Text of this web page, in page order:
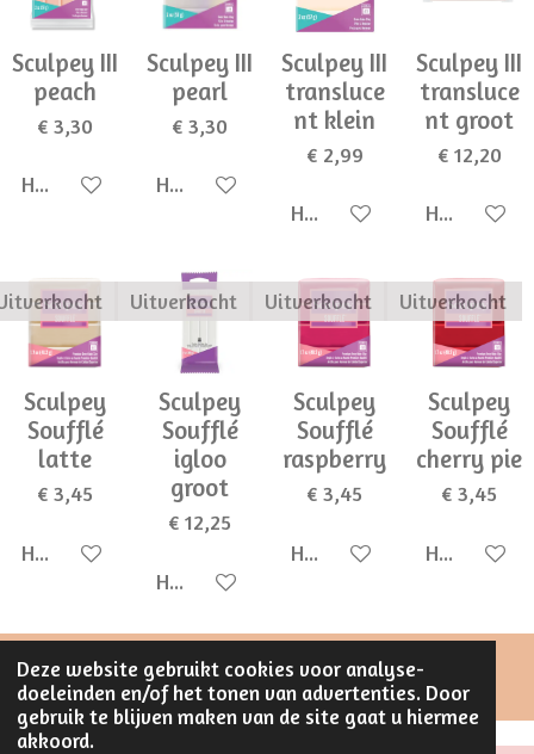
Deze website gebruikt cookies voor analyse-
doeleinden en/of het tonen van advertenties. Door
gebruik te blijven maken van de site gaat u hiermee
akkoord.
Sculpey III
peach
€ 3,30
Houd mij op de hoogte
Sculpey III
pearl
€ 3,30
Houd mij op de hoogte
Sculpey III
transluce
nt klein
€ 2,99
Houd mij op de hoogte
Sculpey III
transluce
nt groot
€ 12,20
Houd mij
Sculpey
Soufflé
latte
€ 3,45
Houd mij op de hoogte
Uitverkocht
Sculpey
Soufflé
igloo
groot
€ 12,25
Houd mij op de hoogte
Uitverkocht
Sculpey
Soufflé
raspberry
€ 3,45
Houd mij op de hoogte
Uitverkocht
Sculpey
Soufflé
cherry pie
€ 3,45
Houd mij
© 2023 - 2026 Stijlvol Creatief